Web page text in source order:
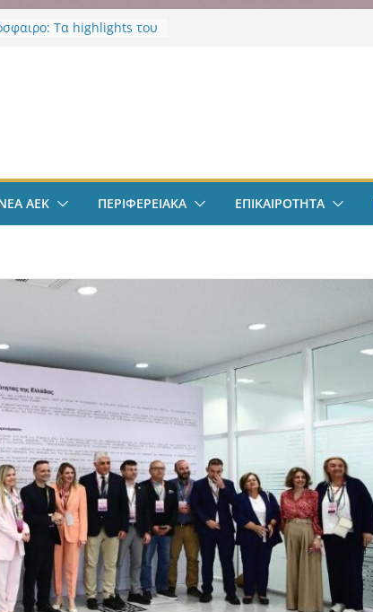
Τα highlights του
για άγριο ξυλοδαρμό
επίδομα φοιτητών
δικαιούνται έως 2.500
Τρεις συλλήψεις και 67
κάνναβης
με μια ματιά
μέσα από το
ΑΕΚ ΠΕΡΙΦΕΡΕΙΑΚΑ ΕΠΙΚΑΙΡΟΤΗΤΑ